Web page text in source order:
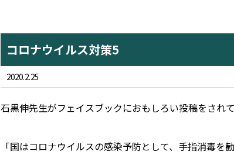
コロナウイルス対策5
2020.2.25
石黒伸先生がフェイスブックにおもしろい投稿をされて
「国はコロナウイルスの感染予防として、手指消毒